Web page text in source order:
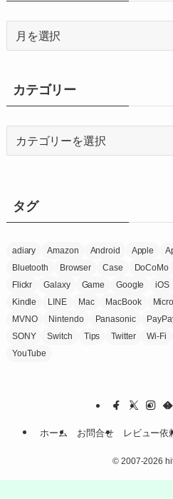
ブ
カテゴリー
ータグ
adiary Amazon Android Apple
Bluetooth
Browser Case DoCoMo
Flickr
Galaxy Game Google iOS
Kindle
LINE Mac MacBook
MVNO
Nintendo Panasonic
SONY
Switch Tips Twitter Wi-Fi
YouTube
ホーム お問合せ レビュー依
© 2007-2026